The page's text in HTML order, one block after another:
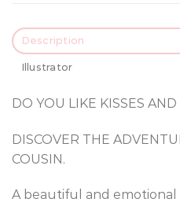
Description
Illustrator
DO YOU LIKE KISSES
DISCOVER THE
COUSIN.
A beautiful and